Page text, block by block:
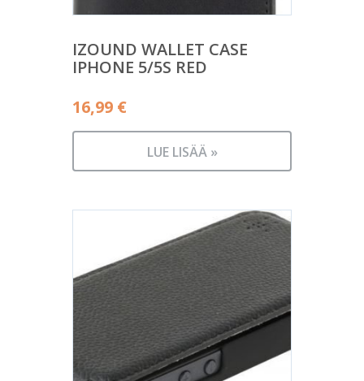
IZOUND WALLET CASE
IPHONE 5/5S RED
16,99 €
LUE LISÄÄ »